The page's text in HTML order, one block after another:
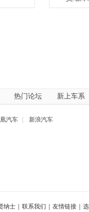
热门论坛 新上车系
汽车 新浪汽车
纳士 联系我们 友情链接